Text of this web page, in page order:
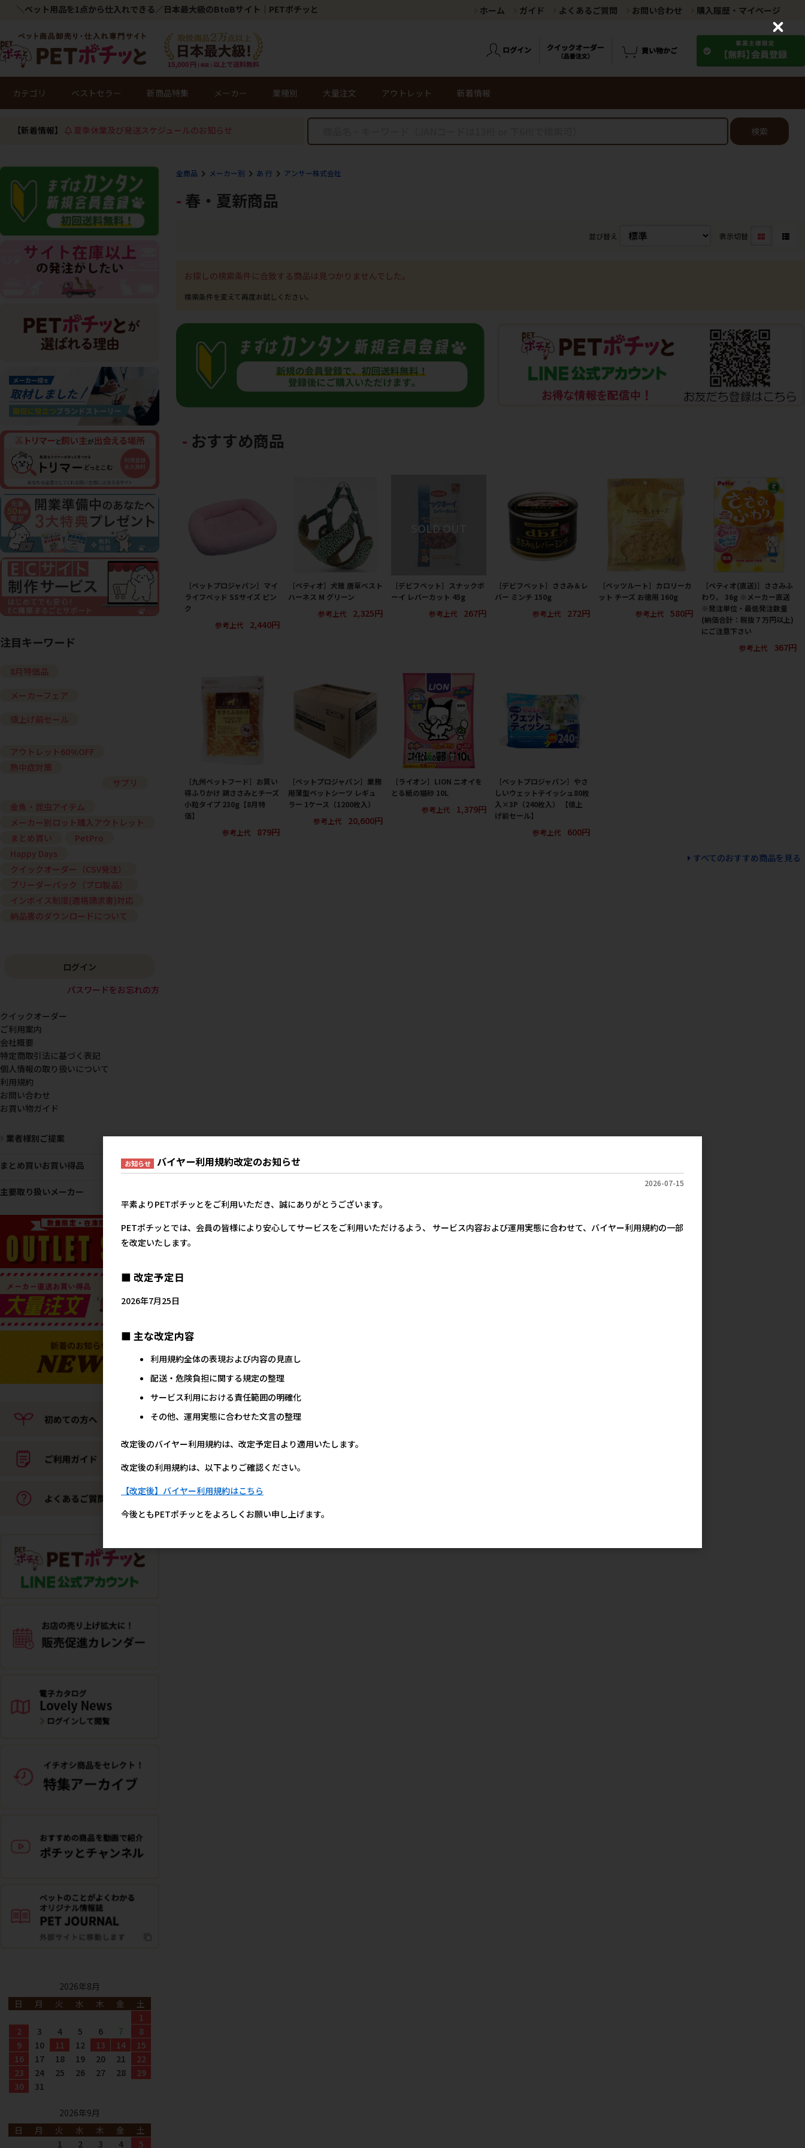
＼ペット用品を1点から仕入れできる／日本最大級のBtoBサイト｜PETポチッと ホーム ガイド よくあるご質問 お問い合わせ 購入履歴・マイページ
カテゴリ ベストセラー 新商品特集 メーカー 業種別 大量注文 アウトレット 新着情報
【新着情報】 夏季休業及び発送スケジュールのお知らせ 検索
全商品 メーカー別 あ 行 アンサー株式会社
春・夏新商品
並び替え 表示切替
お探しの検索条件に合致する商品は見つかりませんでした。
おすすめ商品
［ペットプロジャパン］マイ
ライフベッド SSサイズ ピン
ク
参考上代
2,440円
［ペティオ］犬雅 唐草ベスト
ハーネス M グリーン
参考上代
2,325円
［デビフペット］スナックボ
ーイ レバーカット 45g
参考上代
267円
［デビフペット］ささみ＆レ
バー ミンチ 150g
参考上代
272円
［ペッツルート］カロリーカ
ット チーズ お徳用 160g
参考上代
580円
［ペティオ(直送)］ささみふ
わり。 36g ※メーカー直送
※発注単位・最低発注数量
(納価合計：税抜７万円以上)
にご注意下さい
参考上代
367円
［九州ペットフード］お買い
得ふりかけ 鶏ささみとチーズ
小粒タイプ 230g【8月特
価】
参考上代
879円
［ペットプロジャパン］業務
用薄型ペットシーツ レギュ
ラー 1ケース（1200枚入）
参考上代
20,600円
［ライオン］LION ニオイを
とる紙の猫砂 10L
参考上代
1,379円
［ペットプロジャパン］やさ
しいウェットテイッシュ80枚
入×3P（240枚入） 【値上
げ前セール】
参考上代
600円
すべてのおすすめ商品を見る
注目キーワード
8月特価品
メーカーフェア
値上げ前セール
アウトレット60%OFF
熱中症対策
サプリ
金魚・昆虫アイテム
メーカー別ロット購入アウトレット
まとめ買い
PetPro
Happy Days
クイックオーダー（CSV発注）
ブリーダーパック（プロ製品）
インボイス制度(適格請求書)対応
納品書のダウンロードについて
ログイン
パスワードをお忘れの方
クイックオーダー
ご利用案内
会社概要
特定商取引法に基づく表記
個人情報の取り扱いについて
利用規約
お問い合わせ
お買い物ガイド
業者様別ご提案
まとめ買いお買い得品
主要取り扱いメーカー
2026年8月
日
月 火 水 木 金
土
1
2
3 4 5 6 7
8
9
10 11 12 13 14
15
16
17 18 19 20 21
22
23
24 25 26 27 28
29
30
31
2026年9月
日
月 火 水 木 金
土
1
2 3 4 5
お知らせ バイヤー利用規約改定のお知らせ
2026-07-15
平素よりPETポチッとをご利用いただき、誠にありがとうございます。
PETポチッとでは、会員の皆様により安心してサービスをご利用いただけるよう、 サービス内容および運用実態に合わせて、バイヤー利用規約の一部
を改定いたします。
■ 改定予定日
2026年7月25日
■ 主な改定内容
利用規約全体の表現および内容の見直し
配送・危険負担に関する規定の整理
サービス利用における責任範囲の明確化
その他、運用実態に合わせた文言の整理
改定後のバイヤー利用規約は、改定予定日より適用いたします。
改定後の利用規約は、以下よりご確認ください。
【改定後】バイヤー利用規約はこちら
今後ともPETポチッとをよろしくお願い申し上げます。
C
o
s
e